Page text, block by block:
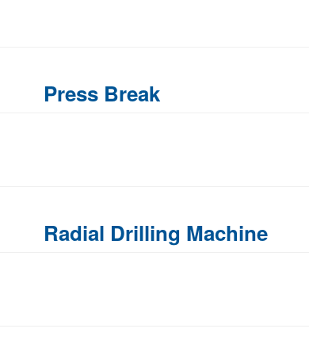
Press Break
Radial Drilling Machine